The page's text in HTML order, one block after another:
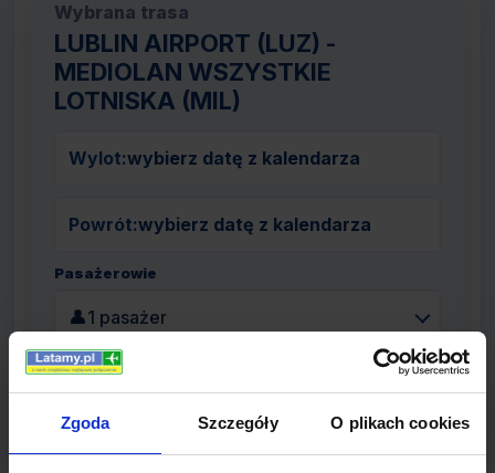
Zgoda Szczegóły O plikach cookies
Wybrana trasa
LUBLIN AIRPORT (LUZ) -
MEDIOLAN WSZYSTKIE
LOTNISKA (MIL)
Wylot:wybierz datę z kalendarza
Powrót:wybierz datę z kalendarza
Pasażerowie
👤1 pasażer